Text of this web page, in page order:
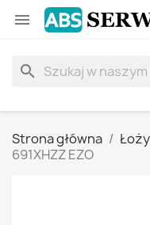

search
Strona główna
691XHZZ EZO